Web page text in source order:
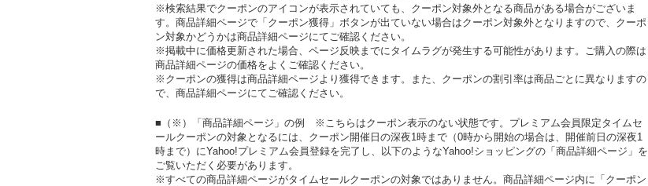
※検索結果でクーポンのアイコンが表示されていても、クーポン対象外となる商品がある場合がございま
す。商品詳細ページで「クーポン獲得」ボタンが出ていない場合はクーポン対象外となりますので、クーポ
ン対象かどうかは商品詳細ページにてご確認ください。
※掲載中に価格更新された場合、ページ反映までにタイムラグが発生する可能性があります。ご購入の際は
商品詳細ページの価格をよくご確認ください。
※クーポンの獲得は商品詳細ページより獲得できます。また、クーポンの割引率は商品ごとに異なりますの
で、商品詳細ページにてご確認ください。
■（※）「商品詳細ページ」の例 ※こちらはクーポン表示のない状態です。プレミアム会員限定タイムセ
ールクーポンの対象となるには、クーポン開催日の深夜1時まで（0時から開始の場合は、開催前日の深夜1
時まで）にYahoo!プレミアム会員登録を完了し、以下のようなYahoo!ショッピングの「商品詳細ページ」を
ご覧いただく必要があります。
※すべての商品詳細ページがタイムセールクーポンの対象ではありません。商品詳細ページ内に「クーポン